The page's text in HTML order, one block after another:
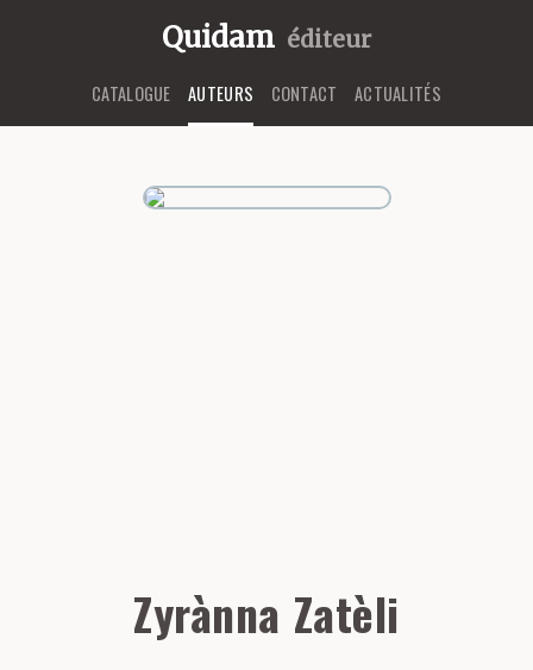
Quidam éditeur
CATALOGUE AUTEURS CONTACT ACTUALITÉS
Zyrànna Zatèli